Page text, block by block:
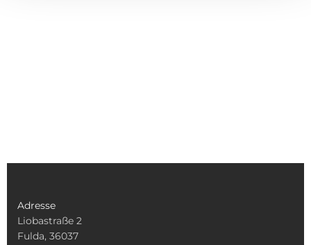
Adresse
Liobastraße 2
Fulda, 36037